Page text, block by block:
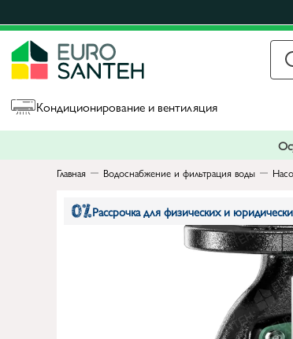
Кондиционирование и вентиляция
Главная Водоснабжение и фильтрация воды
Рассрочка для физических и